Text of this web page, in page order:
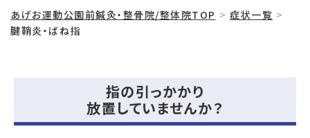
あげお運動公園前鍼灸・整骨院/整体院TOP
症状一覧
腱鞘炎・ばね指
指の引っかかり
放置していませんか？